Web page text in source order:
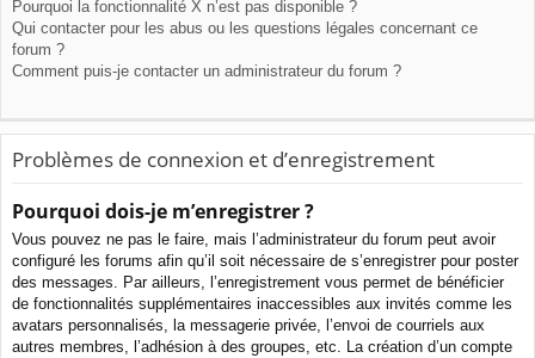
Pourquoi la fonctionnalité X n’est pas disponible ?
Qui contacter pour les abus ou les questions légales concernant ce
forum ?
Comment puis-je contacter un administrateur du forum ?
Problèmes de connexion et d’enregistrement
Pourquoi dois-je m’enregistrer ?
Vous pouvez ne pas le faire, mais l’administrateur du forum peut avoir
configuré les forums afin qu’il soit nécessaire de s’enregistrer pour poster
des messages. Par ailleurs, l’enregistrement vous permet de bénéficier
de fonctionnalités supplémentaires inaccessibles aux invités comme les
avatars personnalisés, la messagerie privée, l’envoi de courriels aux
autres membres, l’adhésion à des groupes, etc. La création d’un compte